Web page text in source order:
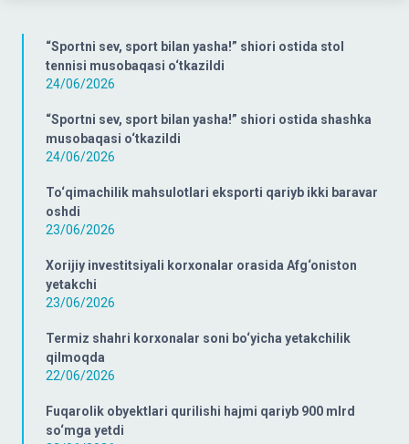
“Sportni sev, sport bilan yasha!” shiori ostida stol
tennisi musobaqasi o‘tkazildi
24/06/2026
“Sportni sev, sport bilan yasha!” shiori ostida shashka
musobaqasi o‘tkazildi
24/06/2026
To‘qimachilik mahsulotlari eksporti qariyb ikki baravar
oshdi
23/06/2026
Xorijiy investitsiyali korxonalar orasida Afg‘oniston
yetakchi
23/06/2026
Termiz shahri korxonalar soni bo‘yicha yetakchilik
qilmoqda
22/06/2026
Fuqarolik obyektlari qurilishi hajmi qariyb 900 mlrd
so‘mga yetdi